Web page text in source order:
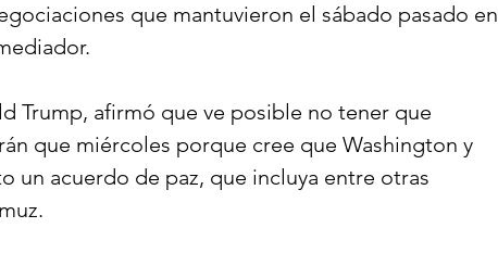
que mantuvieron el sábado pasado en
Trump, afirmó que ve posible no tener que
que miércoles porque cree que Washington y
un acuerdo de paz, que incluya entre otras